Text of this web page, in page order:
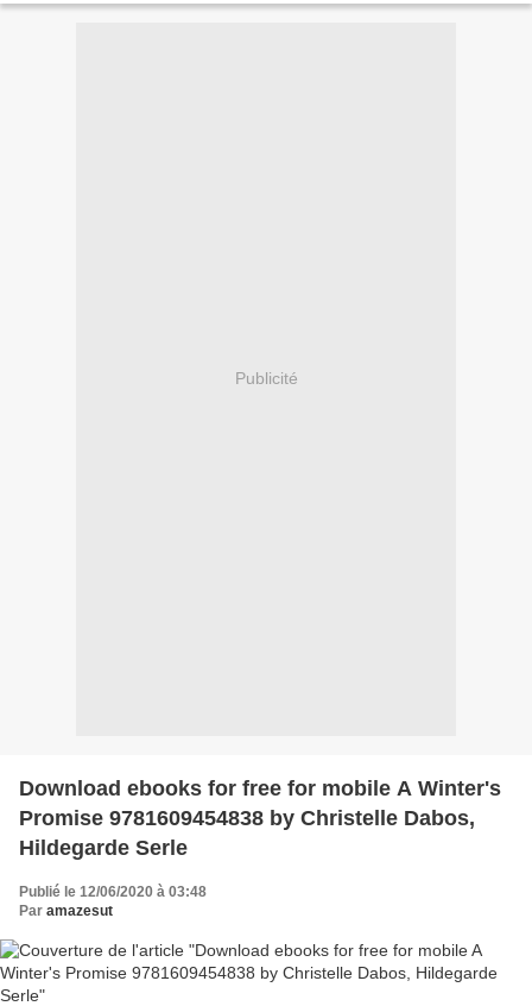
Publicité
Download ebooks for free for mobile A Winter's
Promise 9781609454838 by Christelle Dabos,
Hildegarde Serle
Publié le 12/06/2020 à 03:48
Par amazesut